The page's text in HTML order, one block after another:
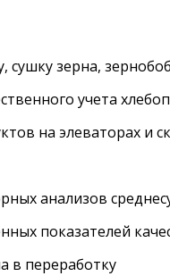
зерна,
учета
на элеваторах и
анализов
показателей
в переработку